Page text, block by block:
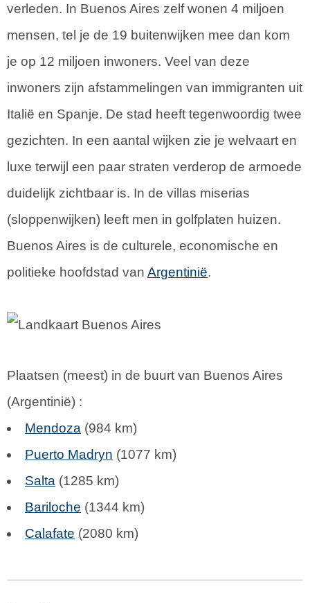
verleden. In Buenos Aires zelf wonen 4 miljoen
mensen, tel je de 19 buitenwijken mee dan kom
je op 12 miljoen inwoners. Veel van deze
inwoners zijn afstammelingen van immigranten uit
Italië en Spanje. De stad heeft tegenwoordig twee
gezichten. In een aantal wijken zie je welvaart en
luxe terwijl een paar straten verderop de armoede
duidelijk zichtbaar is. In de villas miserias
(sloppenwijken) leeft men in golfplaten huizen.
Buenos Aires is de culturele, economische en
politieke hoofdstad van Argentinië.
Plaatsen (meest) in de buurt van Buenos Aires
(Argentinië) :
Mendoza (984 km)
Puerto Madryn (1077 km)
Salta (1285 km)
Bariloche (1344 km)
Calafate (2080 km)